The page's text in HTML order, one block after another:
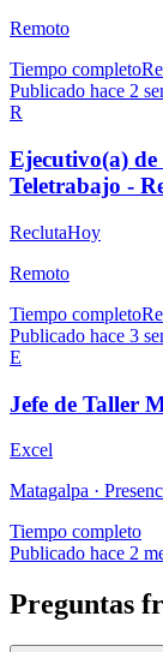
Remoto
Tiempo completo
Publicado hace 2
R
Ejecutivo(a)
Teletrabajo -
ReclutaHoy
Remoto
Tiempo completo
Publicado hace 3
E
Jefe de Taller
Excel
Matagalpa ·
Tiempo completo
Publicado hace 2
Preguntas